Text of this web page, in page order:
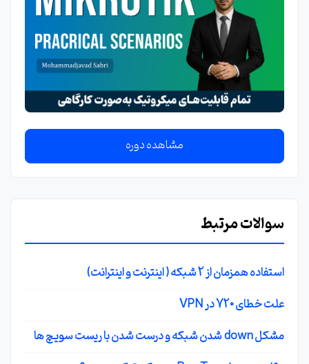
مشاهده دوره
سوالات مرتبط
استفاده همزمان از 2 شبکه ( اینترنت و اینترانت)
علت خطای 720 در VPN
مشکل down شدن شبکه و درست شدن با ریست سویچ ها